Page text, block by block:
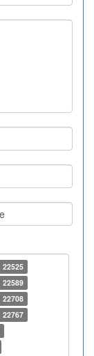
22525
22589
22708
22767